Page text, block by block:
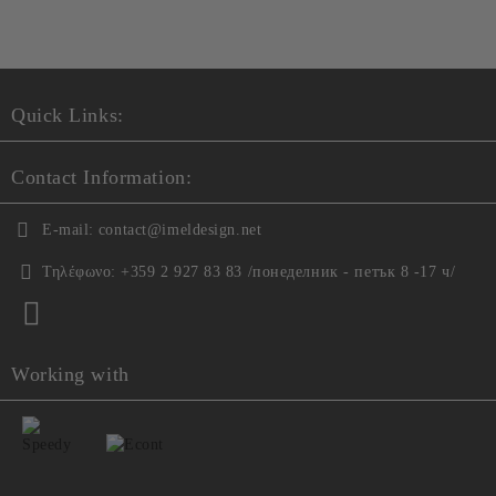
Quick Links:
Contact Information:
E-mail: contact@imeldesign.net
Τηλέφωνο: +359 2 927 83 83 /понеделник - петък 8 -17 ч/
Working with